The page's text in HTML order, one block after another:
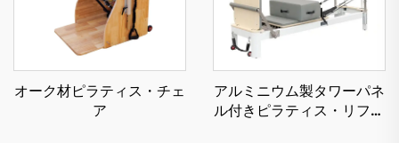
オーク材ピラティス・チェ
ア
アルミニウム製タワーパネ
ル付きピラティス・リフォ